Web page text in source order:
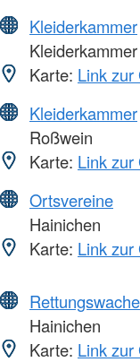
Kleiderkammer
Karte: Link zur
Kleiderkammer
Roßwein
Karte: Link zur
Ortsvereine
Hainichen
Karte: Link zur
Rettungswache
Hainichen
Karte: Link zur